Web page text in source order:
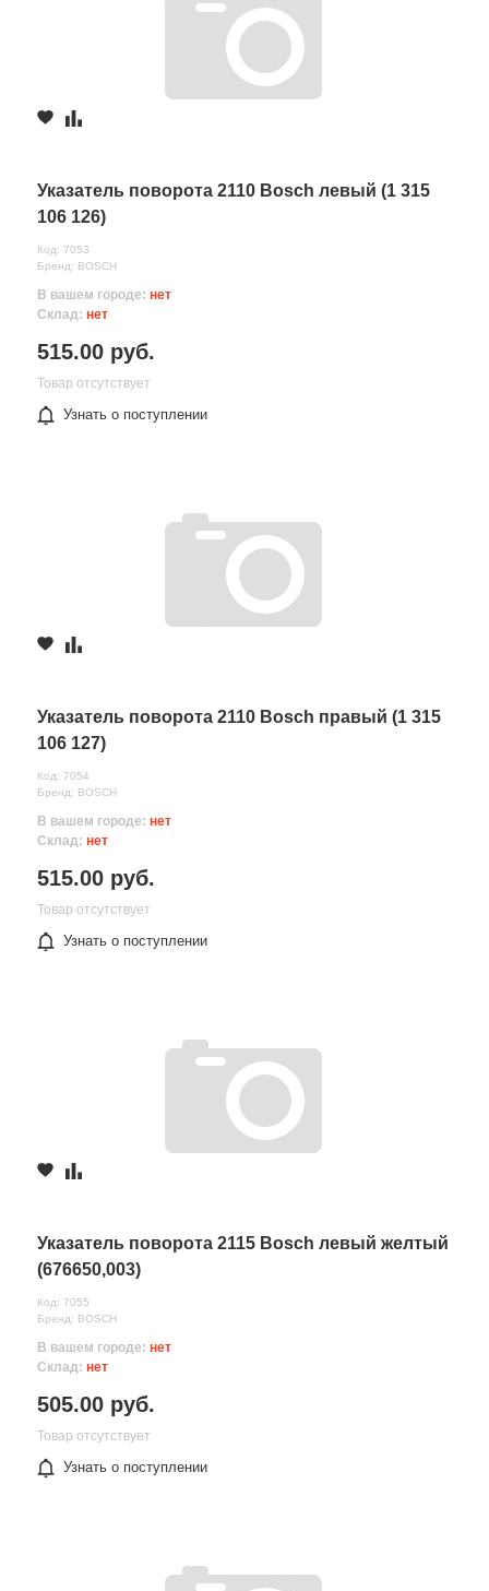
Указатель поворота 2110 Bosch левый (1 315
106 126)
Код: 7053
Бренд: BOSCH
В вашем городе: нет
Склад: нет
515.00 руб.
Товар отсутствует
Узнать о поступлении
Указатель поворота 2110 Bosch правый (1 315
106 127)
Код: 7054
Бренд: BOSCH
В вашем городе: нет
Склад: нет
515.00 руб.
Товар отсутствует
Узнать о поступлении
Указатель поворота 2115 Bosch левый желтый
(676650,003)
Код: 7055
Бренд: BOSCH
В вашем городе: нет
Склад: нет
505.00 руб.
Товар отсутствует
Узнать о поступлении